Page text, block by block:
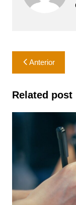
Navegação
de
Post
Anterior
Related post